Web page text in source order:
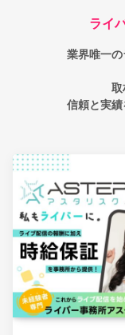
ライ
業界唯一
信頼と実績